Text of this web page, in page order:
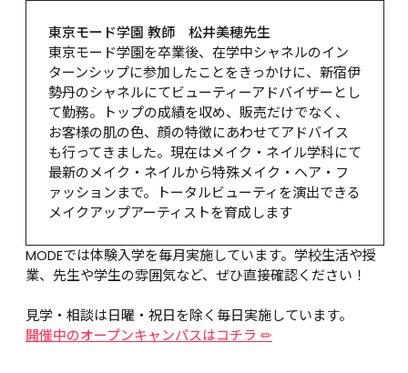
東京モード学園 教師　松井美穂先生
東京モード学園を卒業後、在学中シャネルのイン
ターンシップに参加したことをきっかけに、新宿伊
勢丹のシャネルにてビューティーアドバイザーとし
て勤務。トップの成績を収め、販売だけでなく、
お客様の肌の色、顔の特徴にあわせてアドバイス
も行ってきました。現在はメイク・ネイル学科にて
最新のメイク・ネイルから特殊メイク・ヘア・フ
ァッションまで。トータルビューティを演出できる
メイクアップアーティストを育成します
MODEでは体験入学を毎月実施しています。学校生活や授
業、先生や学生の雰囲気など、ぜひ直接確認ください！
見学・相談は日曜・祝日を除く毎日実施しています。
開催中のオープンキャンパスはコチラ ✏